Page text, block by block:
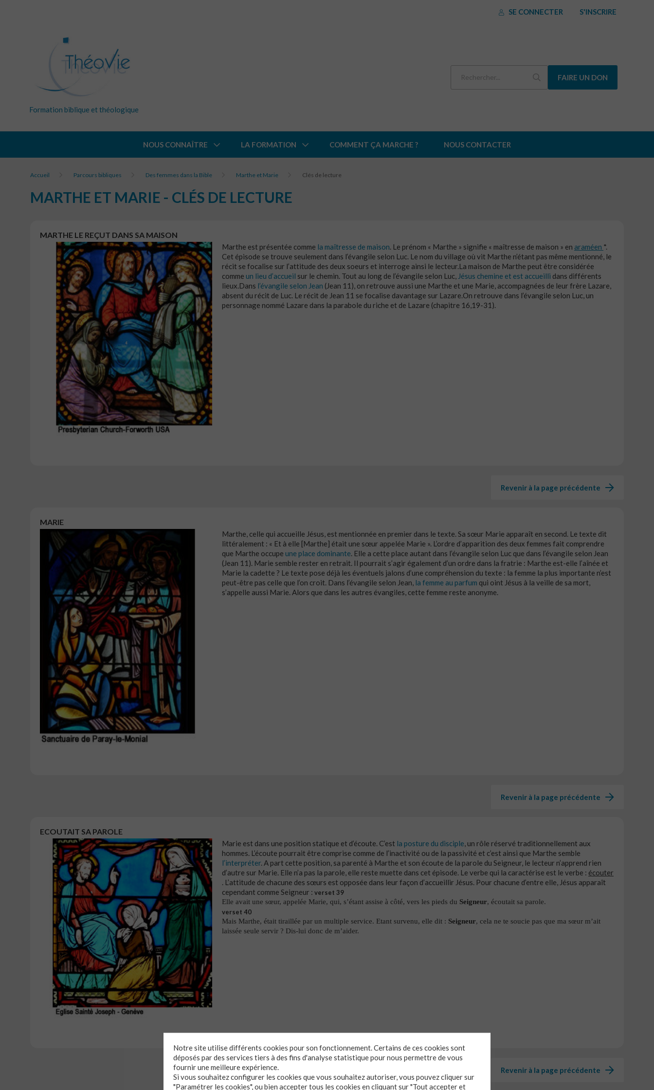
SE CONNECTER S'INSCRIRE
Formation biblique et théologique
FAIRE UN DON
NOUS CONNAÎTRE LA FORMATION COMMENT ÇA MARCHE ? NOUS CONTACTER
Accueil Parcours bibliques Des femmes dans la Bible Marthe et Marie Clés de lecture
MARTHE ET MARIE - CLÉS DE LECTURE
MARTHE LE REÇUT DANS SA MAISON
Marthe est présentée comme la maîtresse de maison. Le prénom « Marthe » signifie « maîtresse de maison » en araméen *.
Cet épisode se trouve seulement dans l’évangile selon Luc. Le nom du village où vit Marthe n’étant pas même mentionné, le
récit se focalise sur l’attitude des deux soeurs et interroge ainsi le lecteur.La maison de Marthe peut être considérée
comme un lieu d’accueil sur le chemin. Tout au long de l’évangile selon Luc, Jésus chemine et est accueilli dans différents
lieux.Dans l’évangile selon Jean (Jean 11), on retrouve aussi une Marthe et une Marie, accompagnées de leur frère Lazare,
absent du récit de Luc. Le récit de Jean 11 se focalise davantage sur Lazare.On retrouve dans l’évangile selon Luc, un
personnage nommé Lazare dans la parabole du riche et de Lazare (chapitre 16,19-31).
Revenir à la page précédente
MARIE
Marthe, celle qui accueille Jésus, est mentionnée en premier dans le texte. Sa sœur Marie apparaît en second. Le texte dit
littéralement : « Et à elle [Marthe] était une sœur appelée Marie ». L’ordre d’apparition des deux femmes fait comprendre
que Marthe occupe une place dominante. Elle a cette place autant dans l’évangile selon Luc que dans l’évangile selon Jean
(Jean 11). Marie semble rester en retrait. Il pourrait s’agir également d’un ordre dans la fratrie : Marthe est-elle l’aînée et
Marie la cadette ? Le texte pose déjà les éventuels jalons d’une compréhension du texte : la femme la plus importante n’est
peut-être pas celle que l’on croit. Dans l’évangile selon Jean, la femme au parfum qui oint Jésus à la veille de sa mort,
s’appelle aussi Marie. Alors que dans les autres évangiles, cette femme reste anonyme.
Revenir à la page précédente
ECOUTAIT SA PAROLE
Marie est dans une position statique et d’écoute. C’est la posture du disciple, un rôle réservé traditionnellement aux
hommes. L’écoute pourrait être comprise comme de l’inactivité ou de la passivité et c’est ainsi que Marthe semble
l’interpréter. A part cette position, sa parenté à Marthe et son écoute de la parole du Seigneur, le lecteur n’apprend rien
d’autre sur Marie. Elle n’a pas la parole, elle reste muette dans cet épisode. Le verbe qui la caractérise est le verbe : écouter
. L’attitude de chacune des sœurs est opposée dans leur façon d’accueillir Jésus. Pour chacune d’entre elle, Jésus apparaît
cependant comme Seigneur : verset 39
Elle avait une sœur, appelée Marie, qui, s’étant assise à côté, vers les pieds du Seigneur, écoutait sa parole.
verset 40
Mais Marthe, était tiraillée par un multiple service. Etant survenu, elle dit : Seigneur, cela ne te soucie pas que ma sœur m’ait
laissée seule servir ? Dis-lui donc de m’aider.
Revenir à la page précédente
Notre site utilise différents cookies pour son fonctionnement. Certains de ces cookies sont
déposés par des services tiers à des fins d'analyse statistique pour nous permettre de vous
fournir une meilleure expérience.
Si vous souhaitez configurer les cookies que vous souhaitez autoriser, vous pouvez cliquer sur
"Paramétrer les cookies", ou bien accepter tous les cookies en cliquant sur "Tout accepter et